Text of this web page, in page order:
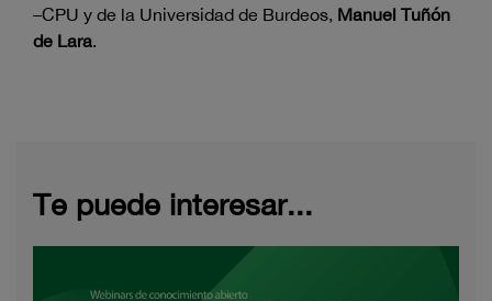
–CPU y de la Universidad de Burdeos, Manuel Tuñón
de Lara.
Te puede interesar...